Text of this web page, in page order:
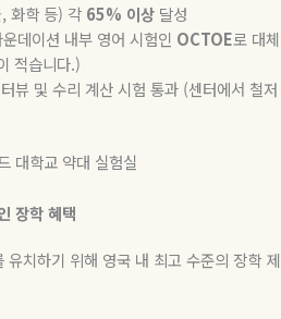
화학 등) 각 65% 이상달성
데이션 내부 영어 시험인 OCTOE로 대체
적습니다.)
뷰 및 수리 계산 시험 통과 (센터에서 철저
장학 혜택
유치하기 위해 영국 내 최고 수준의 장학 제